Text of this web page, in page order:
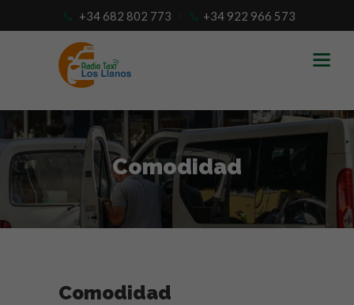
+34 682 802 773 +34 922 966 573
Comodidad
Comodidad